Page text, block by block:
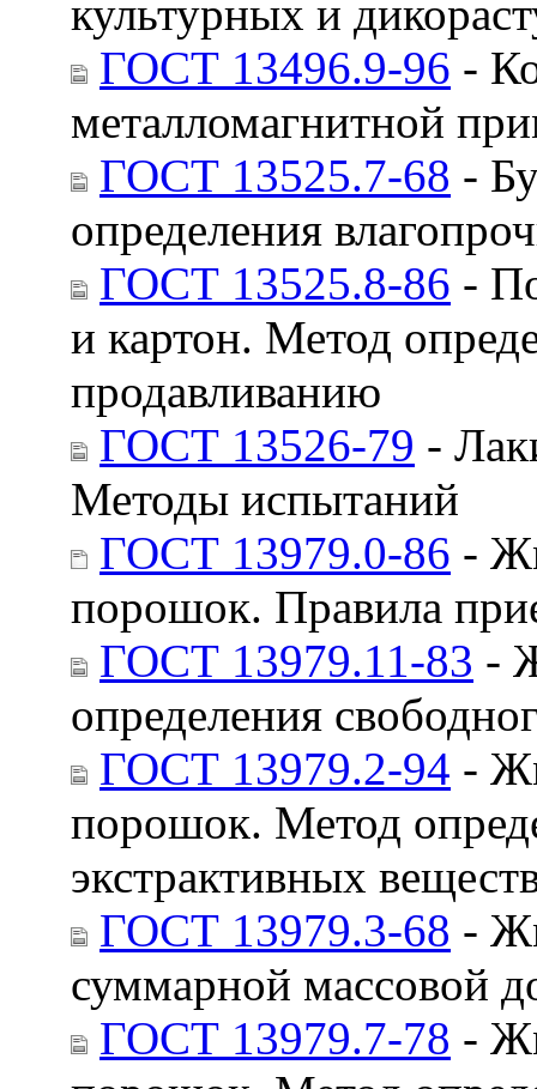
культурных и
ГОСТ 13496.9-96 -
металломагнитной
ГОСТ 13525.7-68 -
определения
ГОСТ 13525.8-86 -
и картон. Метод
продавливанию
ГОСТ 13526-79 -
Методы испытаний
ГОСТ 13979.0-86 -
порошок. Правила
ГОСТ 13979.11-83 -
определения
ГОСТ 13979.2-94 -
порошок. Метод
экстрактивных
ГОСТ 13979.3-68 -
суммарной массовой
ГОСТ 13979.7-78 -